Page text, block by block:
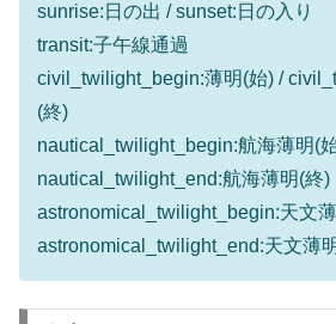
sunrise:日の出 / sunset:日の入り
transit:子午線通過
civil_twilight_begin:薄明(始) /
(終)
nautical_twilight_begin:航海薄明(
nautical_twilight_end:航海薄明(終)
astronomical_twilight_begin:天文
astronomical_twilight_end:天文薄